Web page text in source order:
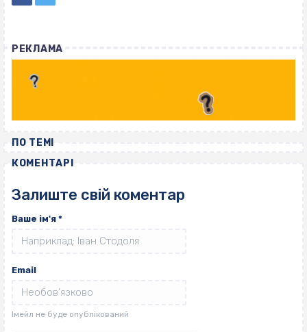
РЕКЛАМА
ПО ТЕМІ
КОМЕНТАРІ
Залиште свій коментар
Ваше ім'я *
Email